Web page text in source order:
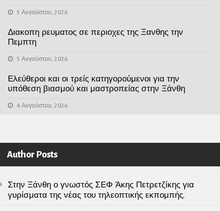
5 Αυγούστου, 2026
Διακοπη ρευματος σε περιοχες της Ξανθης την
Πεμπτη
5 Αυγούστου, 2026
Ελεύθεροι και οι τρείς κατηγορούμενοι για την
υπόθεση βιασμού και μαστροπείας στην Ξάνθη
4 Αυγούστου, 2026
Author Posts
Στην Ξάνθη ο γνωστός ΣΕΦ Άκης Πετρετζίκης για
γυρίσματα της νέας του τηλεοπτικής εκπομπής.